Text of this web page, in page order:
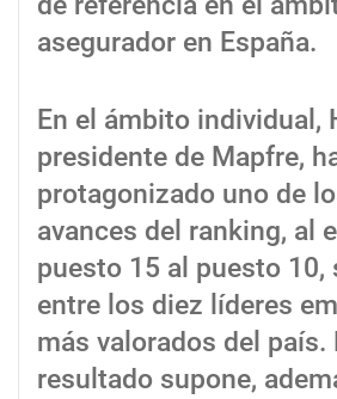
asegurador en España.
En el ámbito individual,
presidente de Mapfre,
protagonizado uno de
avances del ranking, al
puesto 15 al puesto 10,
entre los diez líderes
más valorados del país.
resultado supone,